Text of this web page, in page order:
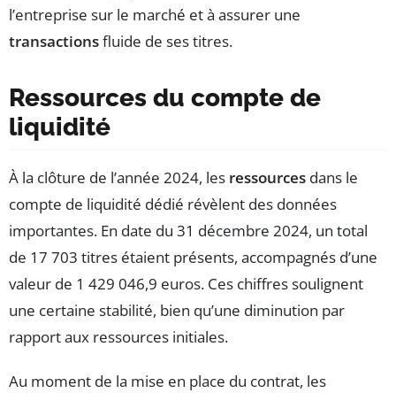
l’entreprise sur le marché et à assurer une
transactionsfluide de ses titres.
Ressources du compte de
liquidité
À la clôture de l’année 2024, les ressources dans le
compte de liquidité dédié révèlent des données
importantes. En date du 31 décembre 2024, un total
de 17 703 titres étaient présents, accompagnés d’une
valeur de 1 429 046,9 euros. Ces chiffres soulignent
une certaine stabilité, bien qu’une diminution par
rapport aux ressources initiales.
Au moment de la mise en place du contrat, les